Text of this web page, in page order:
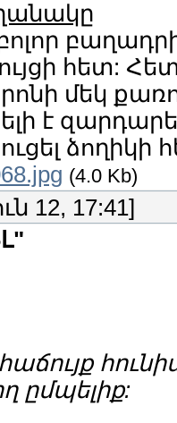
բոլոր
հետ:
մեկ
է
ձողիկի
(4.0 Kb)
12, 17:41]
ըմպելիք: